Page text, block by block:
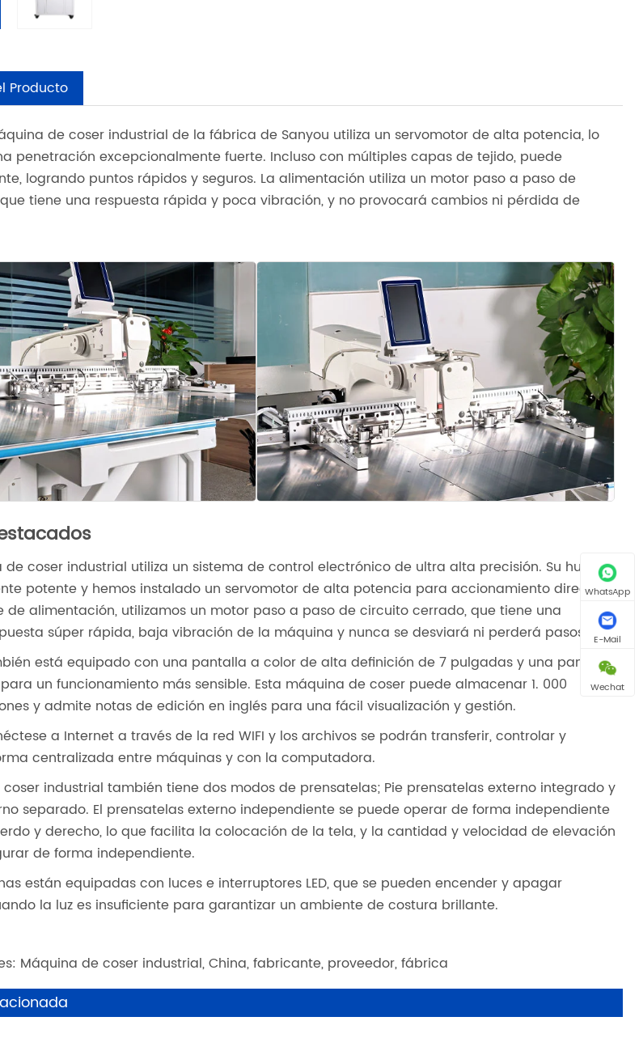
Producto
de coser industrial de la fábrica de Sanyou utiliza un servomotor de alta potencia, lo
penetración excepcionalmente fuerte. Incluso con múltiples capas de tejido, puede
logrando puntos rápidos y seguros. La alimentación utiliza un motor paso a paso de
tiene una respuesta rápida y poca vibración, y no provocará cambios ni pérdida de
de coser industrial utiliza un sistema de control electrónico de ultra alta precisión. Su husillo
potente y hemos instalado un servomotor de alta potencia para accionamiento directo. En
alimentación, utilizamos un motor paso a paso de circuito cerrado, que tiene una
súper rápida, baja vibración de la máquina y nunca se desviará ni perderá pasos.
está equipado con una pantalla a color de alta definición de 7 pulgadas y una pantalla
un funcionamiento más sensible. Esta máquina de coser puede almacenar 1. 000
y admite notas de edición en inglés para una fácil visualización y gestión.
a Internet a través de la red WIFI y los archivos se podrán transferir, controlar y
centralizada entre máquinas y con la computadora.
industrial también tiene dos modos de prensatelas; Pie prensatelas externo integrado y
separado. El prensatelas externo independiente se puede operar de forma independiente
y derecho, lo que facilita la colocación de la tela, y la cantidad y velocidad de elevación
de forma independiente.
están equipadas con luces e interruptores LED, que se pueden encender y apagar
la luz es insuficiente para garantizar un ambiente de costura brillante.
Máquina de coser industrial, China, fabricante, proveedor, fábrica
WhatsApp
E-Mail
Wechat